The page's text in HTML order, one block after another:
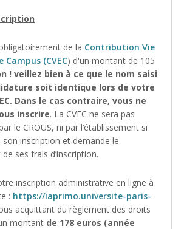
de la Contribution Vie
Campus (CVEC) d'un montant de 105
! veillez bien à ce que le nom saisi
soit identique lors de votre
Dans le cas contraire, vous ne
inscrire. La CVEC ne sera pas
le CROUS, ni par l’établissement si
son inscription et demande le
ses frais d’inscription.
inscription administrative en ligne à
: https://iaprimo.universite-paris-
acquittant du règlement des droits
montant de 178 euros (année